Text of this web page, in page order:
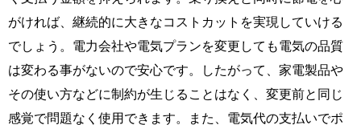
がければ、継続的に大きなコストカットを実現していける
でしょう。電力会社や電気プランを変更しても電気の品質
は変わる事がないので安心です。したがって、家電製品や
その使い方などに制約が生じることはなく、変更前と同じ
感覚で問題なく使用できます。また、電気代の支払いでポ